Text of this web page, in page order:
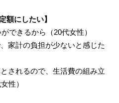
額にしたい】
できるから（20代女性）
家計の負担が少ないと感じた
されるので、生活費の組み立
性）